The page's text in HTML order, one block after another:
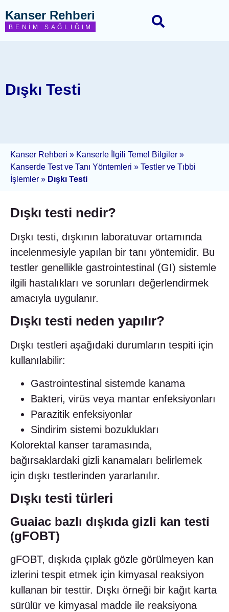
Kanser Rehberi
BENIM SAĞLIĞIM
Dışkı Testi
Kanser Rehberi » Kanserle İlgili Temel Bilgiler »
Kanserde Test ve Tanı Yöntemleri » Testler ve Tıbbi
İşlemler » Dışkı Testi
Dışkı testi nedir?
Dışkı testi, dışkının laboratuvar ortamında
incelenmesiyle yapılan bir tanı yöntemidir. Bu
testler genellikle gastrointestinal (GI) sistemle
ilgili hastalıkları ve sorunları değerlendirmek
amacıyla uygulanır.
Dışkı testi neden yapılır?
Dışkı testleri aşağıdaki durumların tespiti için
kullanılabilir:
Gastrointestinal sistemde kanama
Bakteri, virüs veya mantar enfeksiyonları
Parazitik enfeksiyonlar
Sindirim sistemi bozuklukları
Kolorektal kanser taramasında,
bağırsaklardaki gizli kanamaları belirlemek
için dışkı testlerinden yararlanılır.
Dışkı testi türleri
Guaiac bazlı dışkıda gizli kan testi
(gFOBT)
gFOBT, dışkıda çıplak gözle görülmeyen kan
izlerini tespit etmek için kimyasal reaksiyon
kullanan bir testtir. Dışkı örneği bir kağıt karta
sürülür ve kimyasal madde ile reaksiyona